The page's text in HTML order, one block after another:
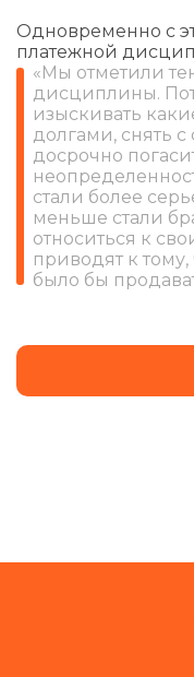
Одновременно с
платежной
«Мы отметили
дисциплины.
изыскивать
долгами, снять
досрочно
стали более
меньше стали
относиться к
приводят к
было бы